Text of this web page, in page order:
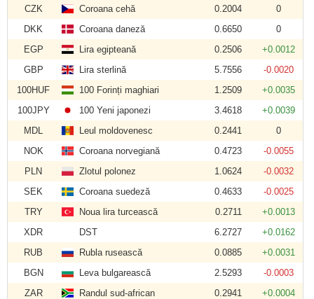
CZK
Coroana cehă 0.2004
0
DKK
Coroana daneză 0.6650
0
EGP
Lira egipteană 0.2506
+0.0012
GBP
Lira sterlină 5.7556
-0.0020
100HUF
100 Forinți maghiari 1.2509
+0.0035
100JPY
100 Yeni japonezi 3.4618
+0.0039
MDL
Leul moldovenesc 0.2441
0
NOK
Coroana norvegiană 0.4723
-0.0055
PLN
Zlotul polonez 1.0624
-0.0032
SEK
Coroana suedeză 0.4633
-0.0025
TRY
Noua lira turcească 0.2711
+0.0013
XDR
DST 6.2727
+0.0162
RUB
Rubla rusească 0.0885
+0.0031
BGN
Leva bulgarească 2.5293
-0.0003
ZAR
Randul sud-african 0.2941
+0.0004